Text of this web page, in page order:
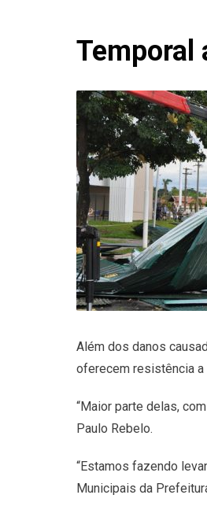
Temporal
Além dos danos
oferecem resistência
“Maior parte delas,
Paulo Rebelo.
“Estamos fazendo
Municipais da